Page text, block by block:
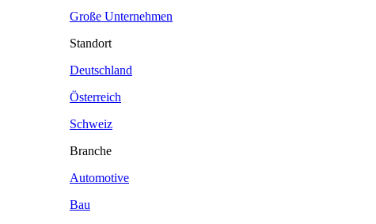
Große Unternehmen
Standort
Deutschland
Österreich
Schweiz
Branche
Automotive
Bau